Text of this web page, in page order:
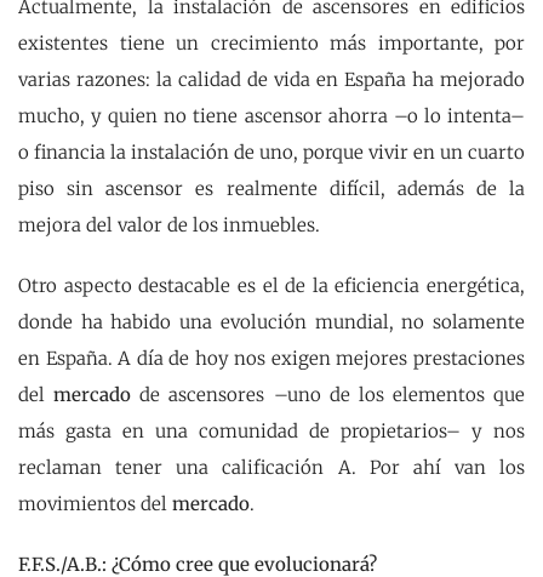
Actualmente, la instalación de ascensores en edificios
existentes tiene un crecimiento más importante, por
varias razones: la calidad de vida en España ha mejorado
mucho, y quien no tiene ascensor ahorra –o lo intenta–
o financia la instalación de uno, porque vivir en un cuarto
piso sin ascensor es realmente difícil, además de la
mejora del valor de los inmuebles.
Otro aspecto destacable es el de la eficiencia energética,
donde ha habido una evolución mundial, no solamente
en España. A día de hoy nos exigen mejores prestaciones
delmercado de ascensores –uno de los elementos que
más gasta en una comunidad de propietarios– y nos
reclaman tener una calificación A. Por ahí van los
movimientos del mercado.
F.F.S./A.B.: ¿Cómo cree que evolucionará?